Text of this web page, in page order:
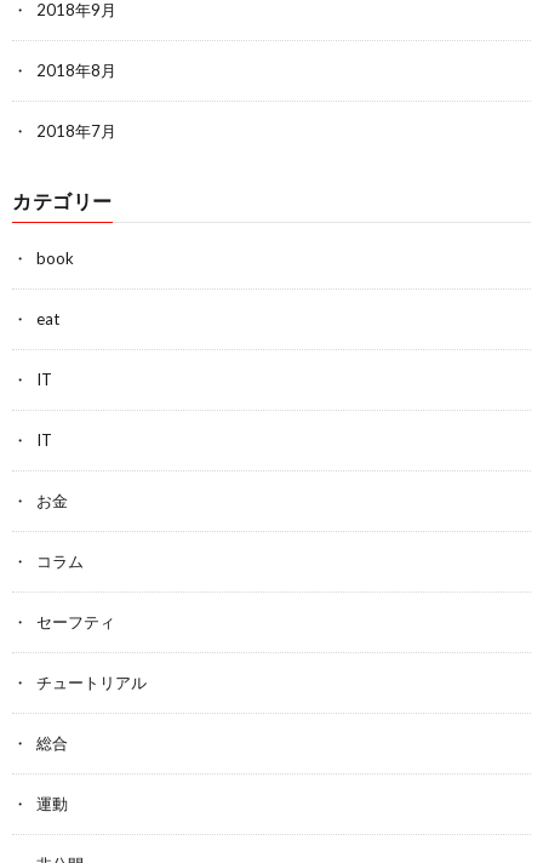
2018年9月
2018年8月
2018年7月
カテゴリー
book
eat
IT
IT
お金
コラム
セーフティ
チュートリアル
総合
運動